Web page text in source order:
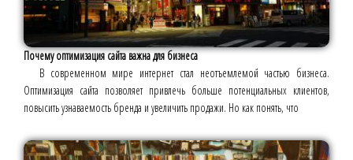
Почему оптимизация сайта важна для бизнеса
В современном мире интернет стал неотъемлемой частью бизнеса.
Оптимизация сайта позволяет привлечь больше потенциальных клиентов,
повысить узнаваемость бренда и увеличить продажи. Но как понять, что